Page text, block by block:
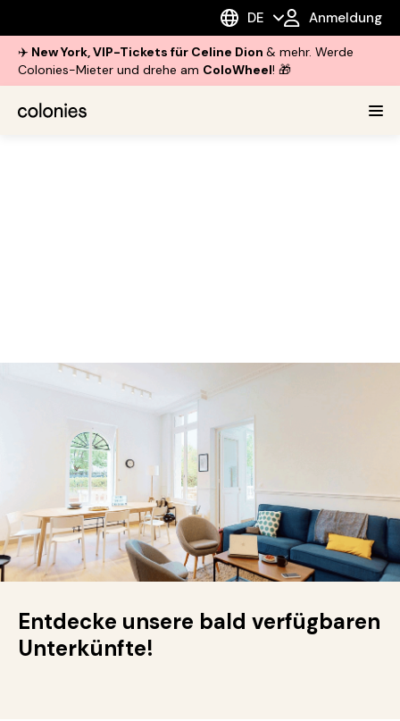
DE Anmeldung
✈️ New York, VIP-Tickets für Celine Dion & mehr. Werde
Colonies-Mieter und drehe am ColoWheel! 🎁
Entdecke unsere bald verfügbaren
Unterkünfte!